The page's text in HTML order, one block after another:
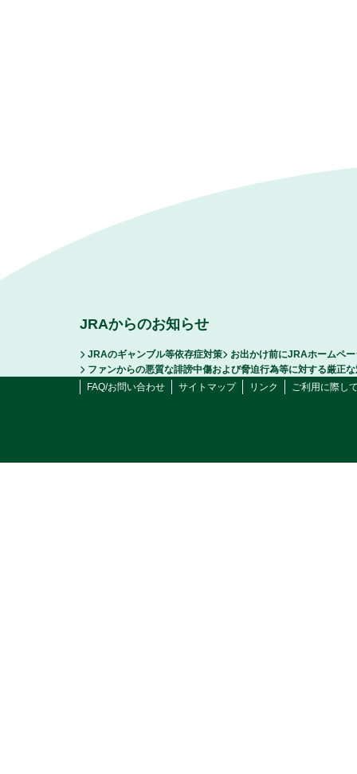
JRAからのお知らせ
JRAのギャンブル等依存症対策
お出かけ前にJRAホームペ
ファンからの悪質な誹謗中傷および脅迫行為等に対する厳正
FAQ/お問い合わせ
サイトマップ リンク ご利用に際し